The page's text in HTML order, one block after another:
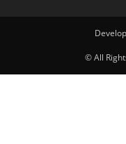
© All